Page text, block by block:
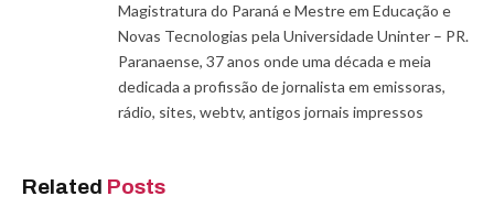
Magistratura do Paraná e Mestre em Educação e
Novas Tecnologias pela Universidade Uninter – PR.
Paranaense, 37 anos onde uma década e meia
dedicada a profissão de jornalista em emissoras,
rádio, sites, webtv, antigos jornais impressos
Related Posts